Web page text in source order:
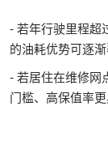
- 若年行驶里程超
的油耗优势可逐渐
- 若居住在维修网
门槛、高保值率更